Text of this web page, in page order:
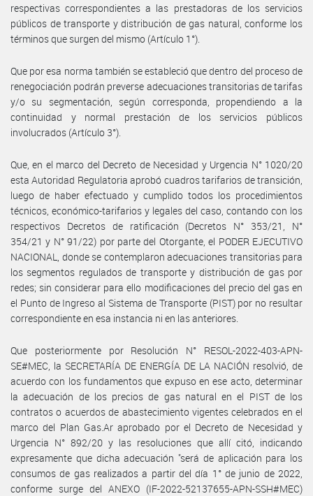
respectivas correspondientes a las prestadoras de los servicios
públicos de transporte y distribución de gas natural, conforme los
términos que surgen del mismo (Artículo 1°).
Que por esa norma también se estableció que dentro del proceso de
renegociación podrán preverse adecuaciones transitorias de tarifas
y/o su segmentación, según corresponda, propendiendo a la
continuidad y normal prestación de los servicios públicos
involucrados (Artículo 3°).
Que, en el marco del Decreto de Necesidad y Urgencia N° 1020/20
esta Autoridad Regulatoria aprobó cuadros tarifarios de transición,
luego de haber efectuado y cumplido todos los procedimientos
técnicos, económico-tarifarios y legales del caso, contando con los
respectivos Decretos de ratificación (Decretos N° 353/21, N°
354/21 y N° 91/22) por parte del Otorgante, el PODER EJECUTIVO
NACIONAL, donde se contemplaron adecuaciones transitorias para
los segmentos regulados de transporte y distribución de gas por
redes; sin considerar para ello modificaciones del precio del gas en
el Punto de Ingreso al Sistema de Transporte (PIST) por no resultar
correspondiente en esa instancia ni en las anteriores.
Que posteriormente por Resolución N° RESOL-2022-403-APN-
SE#MEC, la SECRETARÍA DE ENERGÍA DE LA NACIÓN resolvió, de
acuerdo con los fundamentos que expuso en ese acto, determinar
la adecuación de los precios de gas natural en el PIST de los
contratos o acuerdos de abastecimiento vigentes celebrados en el
marco del Plan Gas.Ar aprobado por el Decreto de Necesidad y
Urgencia N° 892/20 y las resoluciones que allí citó, indicando
expresamente que dicha adecuación "será de aplicación para los
consumos de gas realizados a partir del día 1° de junio de 2022,
conforme surge del ANEXO (IF-2022-52137655-APN-SSH#MEC)